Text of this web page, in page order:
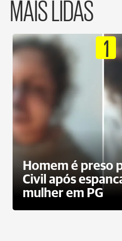
MAIS LIDAS
1
Homem é preso
Civil após
mulher em PG